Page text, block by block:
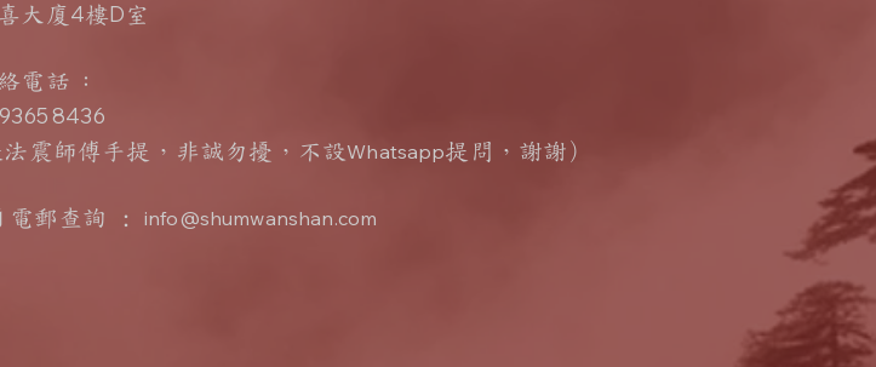
大廈 4樓D 室
電話 ：
8436
法震師傅手提，非誠勿擾，不設Whatsapp提問 ， 謝謝）
郵查詢 : info@shumwanshan.com